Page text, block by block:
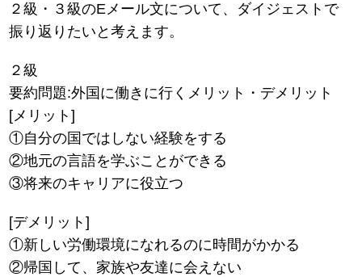
２級・３級のEメール文について、ダイジェストで
振り返りたいと考えます。
２級
要約問題:外国に働きに行くメリット・デメリット
[メリット]
①自分の国ではしない経験をする
②地元の言語を学ぶことができる
③将来のキャリアに役立つ
[デメリット]
①新しい労働環境になれるのに時間がかかる
②帰国して、家族や友達に会えない